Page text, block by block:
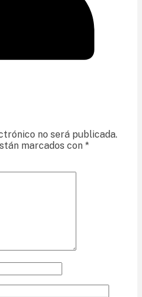
no será publicada.
marcados con *